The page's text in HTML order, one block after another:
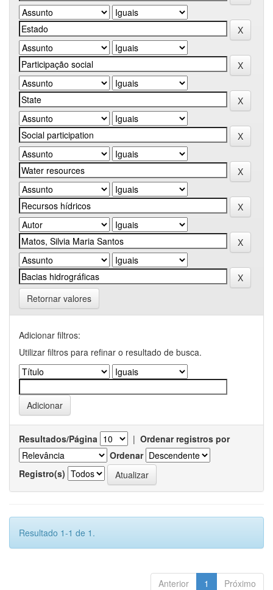
Retornar valores
Adicionar filtros:
Utilizar filtros para refinar o resultado de busca.
Resultados/Página | Ordenar registros por
Ordenar
Registro(s)
Resultado 1-1 de 1.
Anterior 1 Próximo